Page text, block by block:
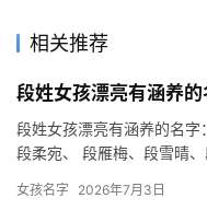
相关推荐
段姓女孩漂亮有涵养
段姓女孩漂亮有涵养的名字
段柔宛、 段雁梅、段雪晴
女孩名字 2026年7月3日